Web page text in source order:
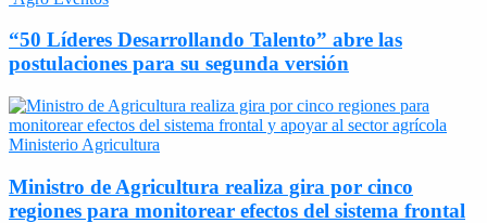
“50 Líderes Desarrollando Talento” abre las
postulaciones para su segunda versión
Ministerio Agricultura
Ministro de Agricultura realiza gira por cinco
regiones para monitorear efectos del sistema frontal